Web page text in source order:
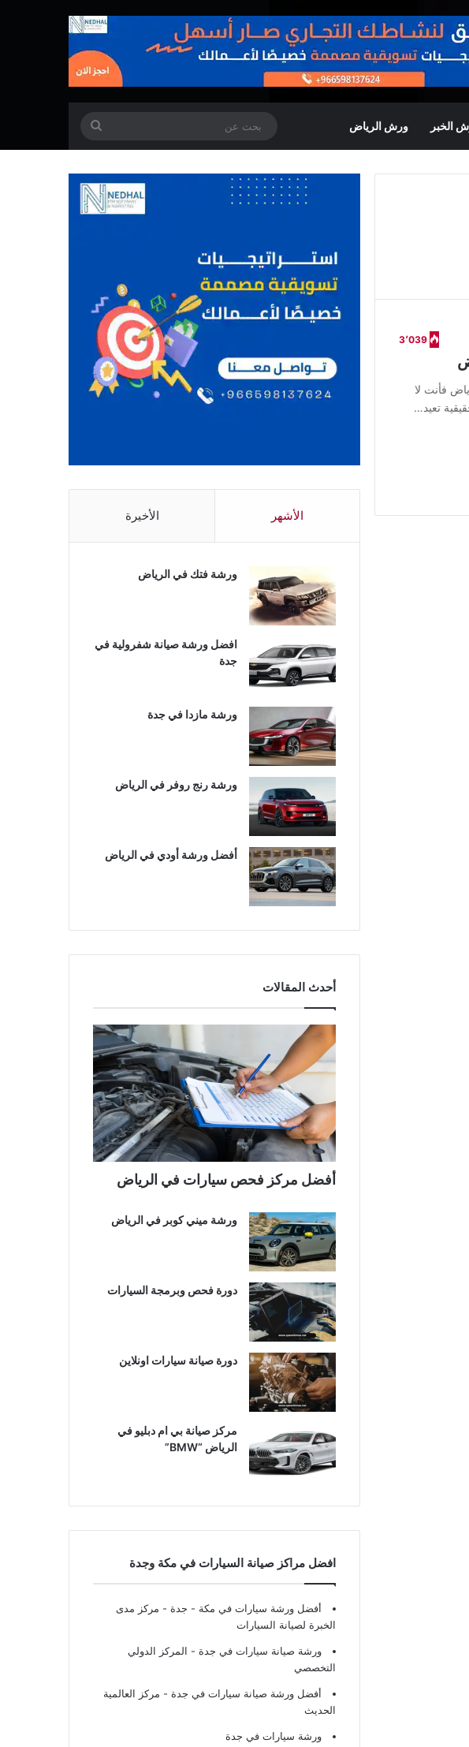
الخبر ورش الرياض
عن
3٬039
فأنت لا
تعيد…
الأشهر الأخيرة
ورشة فتك في الرياض
افضل ورشة صيانة شفرولية في
جدة
ورشة مازدا في جدة
ورشة رنج روفر في الرياض
أفضل ورشة أودي في الرياض
أحدث المقالات
أفضل مركز فحص سيارات في الرياض
ورشة ميني كوبر في الرياض
دورة فحص وبرمجة السيارات
دورة صيانة سيارات اونلاين
مركز صيانة بي ام دبليو في
الرياض “BMW”
افضل مراكز صيانة السيارات في مكة وجدة
أفضل ورشة سيارات في مكة - جدة - مركز مدى
الخبرة لصيانة السيارات
ورشة صيانة سيارات في جدة - المركز الدولي
التخصصي
أفضل ورشة صيانة سيارات في جدة - مركز العالمية
الحديث
ورشة سيارات في جدة